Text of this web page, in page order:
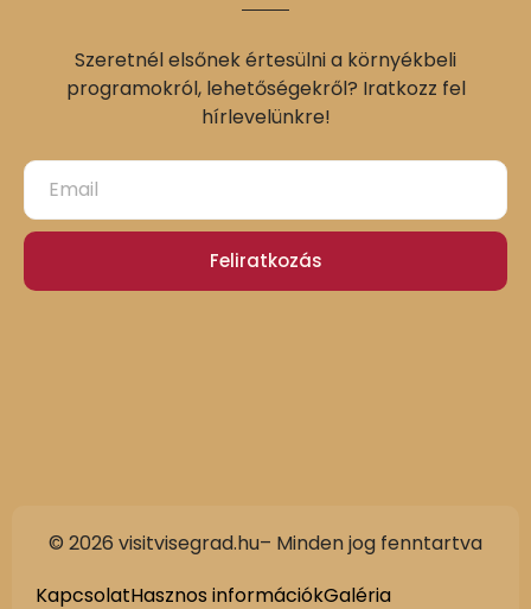
Szeretnél elsőnek értesülni a környékbeli
programokról, lehetőségekről? Iratkozz fel
hírlevelünkre!
Feliratkozás
© 2026 visitvisegrad.hu– Minden jog fenntartva
KapcsolatHasznos információkGalériaGerman
Slovak